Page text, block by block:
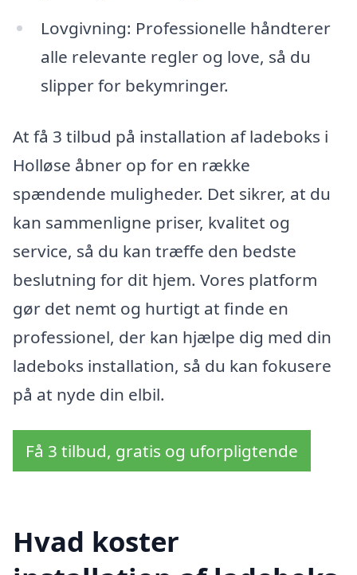
Lovgivning: Professionelle håndterer
alle relevante regler og love, så du
slipper for bekymringer.
At få 3 tilbud på installation af ladeboks i
Holløse åbner op for en række
spændende muligheder. Det sikrer, at du
kan sammenligne priser, kvalitet og
service, så du kan træffe den bedste
beslutning for dit hjem. Vores platform
gør det nemt og hurtigt at finde en
professionel, der kan hjælpe dig med din
ladeboks installation, så du kan fokusere
på at nyde din elbil.
Få 3 tilbud, gratis og uforpligtende
Hvad koster